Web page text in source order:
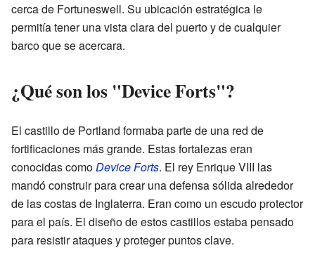
cerca de Fortuneswell. Su ubicación estratégica le
permitía tener una vista clara del puerto y de cualquier
barco que se acercara.
¿Qué son los "Device Forts"?
El castillo de Portland formaba parte de una red de
fortificaciones más grande. Estas fortalezas eran
conocidas comoDevice Forts. El rey Enrique VIII las
mandó construir para crear una defensa sólida alrededor
de las costas de Inglaterra. Eran como un escudo protector
para el país. El diseño de estos castillos estaba pensado
para resistir ataques y proteger puntos clave.